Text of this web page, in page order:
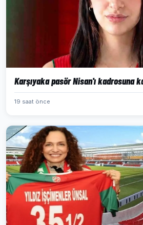
Karşıyaka pasör Nisan'ı kadrosuna
19 saat önce